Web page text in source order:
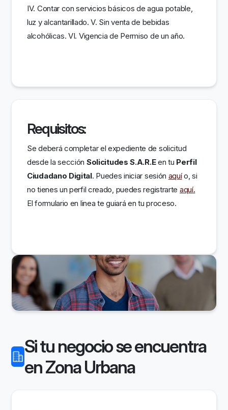
IV. Contar con servicios básicos de agua potable,
luz y alcantarillado. V. Sin venta de bebidas
alcohólicas. VI. Vigencia de Permiso de un año.
Requisitos:
Se deberá completar el expediente de solicitud
desde la sección Solicitudes S.A.R.Een tu Perfil
Ciudadano Digital. Puedes iniciar sesión aquío, si
no tienes un perfil creado, puedes registrarte aquí.
El formulario en linea te guiará en tu proceso.
Si tu negocio se encuentra
en Zona Urbana